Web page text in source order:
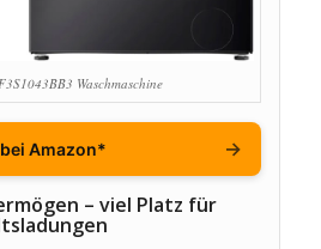
Waschmaschine
Amazon* →
– viel Platz für